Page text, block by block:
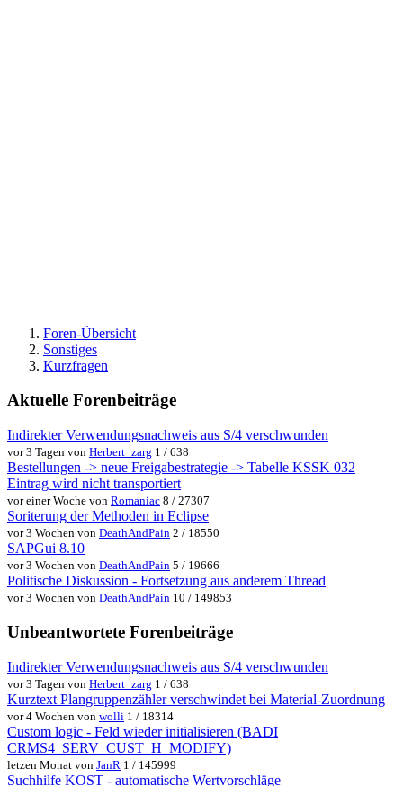
Foren-Übersicht
Sonstiges
Kurzfragen
Aktuelle Forenbeiträge
Indirekter Verwendungsnachweis aus S/4 verschwunden
vor 3 Tagen von Herbert_zarg 1 / 638
Bestellungen -> neue Freigabestrategie -> Tabelle KSSK 032
Eintrag wird nicht transportiert
vor einer Woche von Romaniac 8 / 27307
Soriterung der Methoden in Eclipse
vor 3 Wochen von DeathAndPain 2 / 18550
SAPGui 8.10
vor 3 Wochen von DeathAndPain 5 / 19666
Politische Diskussion - Fortsetzung aus anderem Thread
vor 3 Wochen von DeathAndPain 10 / 149853
Unbeantwortete Forenbeiträge
Indirekter Verwendungsnachweis aus S/4 verschwunden
vor 3 Tagen von Herbert_zarg 1 / 638
Kurztext Plangruppenzähler verschwindet bei Material-Zuordnung
vor 4 Wochen von wolli 1 / 18314
Custom logic - Feld wieder initialisieren (BADI
CRMS4_SERV_CUST_H_MODIFY)
letzen Monat von JanR 1 / 145999
Suchhilfe KOST - automatische Wertvorschläge